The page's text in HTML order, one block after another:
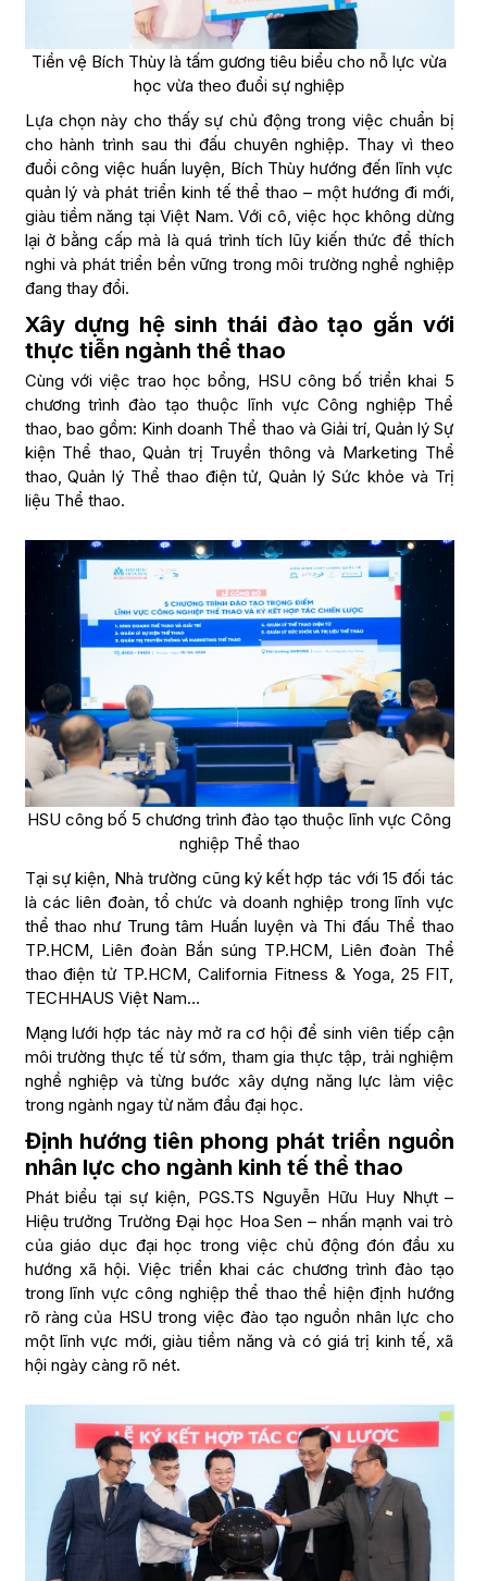
Tiền vệ Bích Thùy là tấm gương tiêu biểu cho nỗ lực vừa
học vừa theo đuổi sự nghiệp
Lựa chọn này cho thấy sự chủ động trong việc chuẩn bị
cho hành trình sau thi đấu chuyên nghiệp. Thay vì theo
đuổi công việc huấn luyện, Bích Thùy hướng đến lĩnh vực
quản lý và phát triển kinh tế thể thao – một hướng đi mới,
giàu tiềm năng tại Việt Nam. Với cô, việc học không dừng
lại ở bằng cấp mà là quá trình tích lũy kiến thức để thích
nghi và phát triển bền vững trong môi trường nghề nghiệp
đang thay đổi.
Xây dựng hệ sinh thái đào tạo gắn với
thực tiễn ngành thể thao
Cùng với việc trao học bổng, HSU công bố triển khai 5
chương trình đào tạo thuộc lĩnh vực Công nghiệp Thể
thao, bao gồm: Kinh doanh Thể thao và Giải trí, Quản lý Sự
kiện Thể thao, Quản trị Truyền thông và Marketing Thể
thao, Quản lý Thể thao điện tử, Quản lý Sức khỏe và Trị
liệu Thể thao.
HSU công bố 5 chương trình đào tạo thuộc lĩnh vực Công
nghiệp Thể thao
Tại sự kiện, Nhà trường cũng ký kết hợp tác với 15 đối tác
là các liên đoàn, tổ chức và doanh nghiệp trong lĩnh vực
thể thao như Trung tâm Huấn luyện và Thi đấu Thể thao
TP.HCM, Liên đoàn Bắn súng TP.HCM, Liên đoàn Thể
thao điện tử TP.HCM, California Fitness & Yoga, 25 FIT,
TECHHAUS Việt Nam…
Mạng lưới hợp tác này mở ra cơ hội để sinh viên tiếp cận
môi trường thực tế từ sớm, tham gia thực tập, trải nghiệm
nghề nghiệp và từng bước xây dựng năng lực làm việc
trong ngành ngay từ năm đầu đại học.
Định hướng tiên phong phát triển nguồn
nhân lực cho ngành kinh tế thể thao
Phát biểu tại sự kiện, PGS.TS Nguyễn Hữu Huy Nhựt –
Hiệu trưởng Trường Đại học Hoa Sen – nhấn mạnh vai trò
của giáo dục đại học trong việc chủ động đón đầu xu
hướng xã hội. Việc triển khai các chương trình đào tạo
trong lĩnh vực công nghiệp thể thao thể hiện định hướng
rõ ràng của HSU trong việc đào tạo nguồn nhân lực cho
một lĩnh vực mới, giàu tiềm năng và có giá trị kinh tế, xã
hội ngày càng rõ nét.